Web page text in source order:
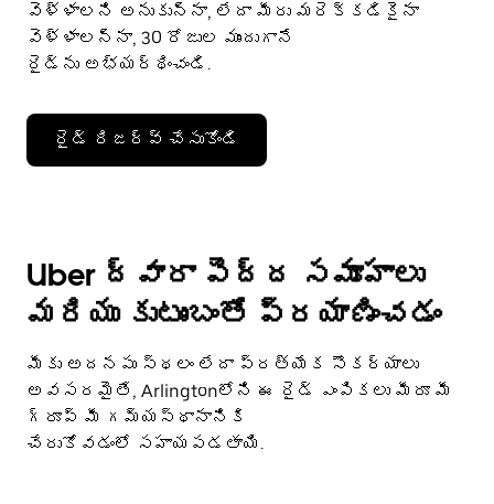
వెళ్ళాలని అనుకున్నా, లేదా మీరు మరెక్కడికైనా
వెళ్ళాలన్నా, 30 రోజుల ముందుగానే
రైడ్‌ను అభ్యర్థించండి.
రైడ్ రిజర్వ్ చేసుకోండి
Uber ద్వారా పెద్ద సమూహాలు
మరియు కుటుంబంతో ప్రయాణించడం
మీకు అదనపు స్థలం లేదా ప్రత్యేక సౌకర్యాలు
అవసరమైతే, Arlingtonలోని ఈ రైడ్ ఎంపికలు మీరూ మీ
గ్రూప్ మీ గమ్యస్థానానికి
చేరుకోవడంలో సహాయపడతాయి.